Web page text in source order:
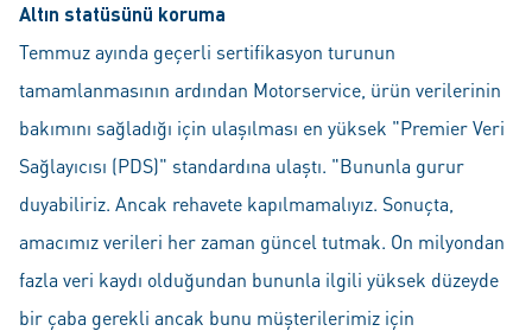
Altın statüsünü koruma
Temmuz ayında geçerli sertifikasyon turunun
tamamlanmasının ardından Motorservice, ürün verilerinin
bakımını sağladığı için ulaşılması en yüksek "Premier Veri
Sağlayıcısı (PDS)" standardına ulaştı. "Bununla gurur
duyabiliriz. Ancak rehavete kapılmamalıyız. Sonuçta,
amacımız verileri her zaman güncel tutmak. On milyondan
fazla veri kaydı olduğundan bununla ilgili yüksek düzeyde
bir çaba gerekli ancak bunu müşterilerimiz için